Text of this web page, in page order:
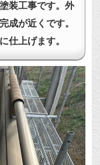
装工事です。外
成が近くです。
仕上げます。